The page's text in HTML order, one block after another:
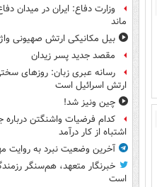
وزارت دفاع: ایران در میدان
ماند
بیل مکانیکی ارتش صهیونی
مقصد جدید پسر زیدان
رسانه عبری زبان: روزهای
ارتش اسرائیل است
چین ونیز شد!
کدام فرضیات واشنگتن درباره
اشتباه از کار درآمد
آخرین وضعیت نبرد به
خبرنگار متعهد، هم‌سنگر
است